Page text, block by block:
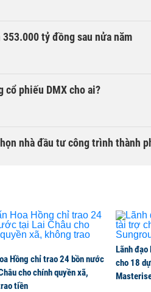
tỷ đồng sau nửa năm
cổ phiếu DMX cho ai?
nhà đầu tư công trình thành
ai đã mua vào?
lao động công trình đóng
Hồng chỉ trao 24 bồn nước
cho chính quyền xã,
tiền
Lãnh
cho 18